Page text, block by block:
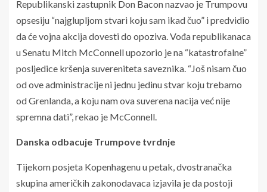
Republikanski zastupnik Don Bacon nazvao je Trumpovu
opsesiju “najglupljom stvari koju sam ikad čuo” i predvidio
da će vojna akcija dovesti do opoziva. Vođa republikanaca
u Senatu Mitch McConnell upozorio je na “katastrofalne”
posljedice kršenja suvereniteta saveznika. “Još nisam čuo
od ove administracije ni jednu jedinu stvar koju trebamo
od Grenlanda, a koju nam ova suverena nacija već nije
spremna dati”, rekao je McConnell.
Danska odbacuje Trumpove tvrdnje
Tijekom posjeta Kopenhagenu u petak, dvostranačka
skupina američkih zakonodavaca izjavila je da postoji